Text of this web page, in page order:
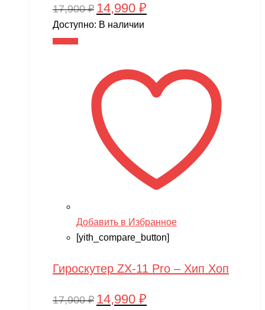
17,900₽ Первоначальная
цена
14,990 ₽
Доступно: В наличии
Добавить в Избранное
[yith_compare_button]
Гироскутер ZX-11 Pro – Хип Хоп
17,900₽ Первоначальная
14,990 ₽